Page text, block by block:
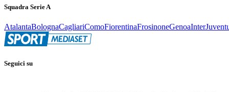
Squadra Serie A
AtalantaBolognaCagliariComoFiorentinaFrosinoneGenoaInter
Seguici su